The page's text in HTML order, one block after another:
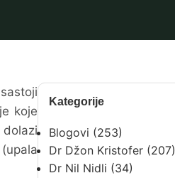
Kategorije
Blogovi (253)
Dr Džon Kristofer(207)
Dr Nil Nidli (34)
koje
dolazi